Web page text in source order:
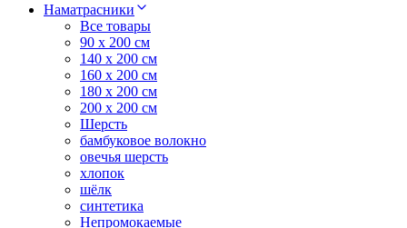
Наматрасники
Все товары
90 x 200 см
140 x 200 см
160 x 200 см
180 x 200 см
200 x 200 см
Шерсть
бамбуковое волокно
овечья шерсть
хлопок
шёлк
синтетика
Непромокаемые